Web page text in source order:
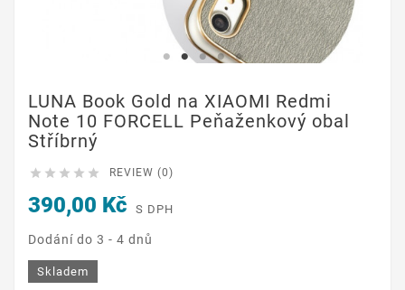
LUNA Book Gold na XIAOMI Redmi
Note 10 FORCELL Peňaženkový obal
Stříbrný
     REVIEW (0)
390,00 Kč S DPH
Dodání do 3 - 4 dnů
Skladem